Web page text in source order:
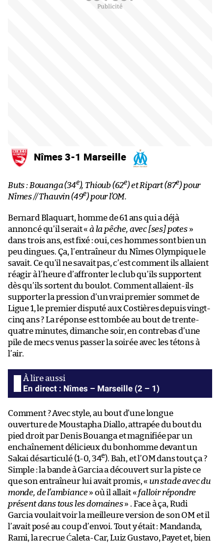
Nîmes 3-1 Marseille
Buts : Bouanga (34e), Thioub (62e) et Ripart (87e) pour
Nîmes // Thauvin (49e) pour l’OM.
Bernard Blaquart, homme de 61 ans qui a déjà
annoncé qu’il serait « à la pêche, avec [ses] potes»
dans trois ans, est fixé : oui, ces hommes sont bien un
peu dingues. Ça, l’entraîneur du Nîmes Olympique le
savait. Ce qu’il ne savait pas, c’est comment ils allaient
réagir à l’heure d’affronter le club qu’ils supportent
dès qu’ils sortent du boulot. Comment allaient-ils
supporter la pression d’un vrai premier sommet de
Ligue 1, le premier disputé aux Costières depuis vingt-
cinq ans ? La réponse est tombée au bout de trente-
quatre minutes, dimanche soir, en contrebas d’une
pile de mecs venus passer la soirée avec les tétons à
l’air.
En direct : Nîmes – Marseille (2 – 1)
Comment ? Avec style, au bout d’une longue
ouverture de Moustapha Diallo, attrapée du bout du
pied droit par Denis Bouanga et magnifiée par un
enchaînement délicieux du bonhomme devant un
Sakai désarticulé (1-0, 34e). Bah, et l’OM dans tout ça ?
Simple : la bande à Garcia a découvert sur la piste ce
que son entraîneur lui avait promis, « un stade avec du
monde, de l’ambiance» où il allait « falloir répondre
présent dans tous les domaines» . Face à ça, Rudi
Garcia voulait voir la meilleure version de son OM et il
l’avait posé au coup d’envoi. Tout y était : Mandanda,
Rami, la recrue Ćaleta-Car, Luiz Gustavo, Payet et, bien